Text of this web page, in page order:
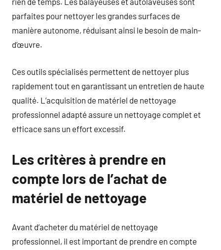
parfaites pour nettoyer les grandes surfaces de
manière autonome, réduisant ainsi le besoin de main-
d’œuvre.
Ces outils spécialisés permettent de nettoyer plus
rapidement tout en garantissant un entretien de haute
qualité. L’acquisition de matériel de nettoyage
professionnel adapté assure un nettoyage complet et
efficace sans un effort excessif.
Les critères à prendre en
compte lors de l’achat de
matériel de nettoyage
Avant d’acheter du matériel de nettoyage
professionnel, il est important de prendre en compte